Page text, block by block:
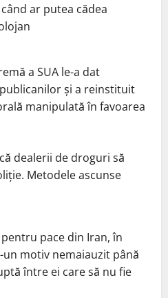
ar putea cădea
a SUA le-a dat
și a reinstituit
manipulată în favoarea
dealerii de droguri să
Metodele ascunse
pace din Iran, în
motiv nemaiauzit până
între ei care să nu fie